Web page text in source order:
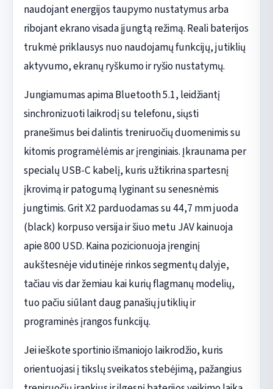
naudojant energijos taupymo nustatymus arba
ribojant ekrano visada įjungtą režimą. Reali baterijos
trukmė priklausys nuo naudojamų funkcijų, jutiklių
aktyvumo, ekranų ryškumo ir ryšio nustatymų.
Jungiamumas apima Bluetooth 5.1, leidžiantį
sinchronizuoti laikrodį su telefonu, siųsti
pranešimus bei dalintis treniruočių duomenimis su
kitomis programėlėmis ar įrenginiais. Įkraunama per
specialų USB-C kabelį, kuris užtikrina spartesnį
įkrovimą ir patogumą lyginant su senesnėmis
jungtimis. Grit X2 parduodamas su 44,7 mm juoda
(black) korpuso versija ir šiuo metu JAV kainuoja
apie 800 USD. Kaina pozicionuoja įrenginį
aukštesnėje vidutinėje rinkos segmentų dalyje,
tačiau vis dar žemiau kai kurių flagmanų modelių,
tuo pačiu siūlant daug panašių jutiklių ir
programinės įrangos funkcijų.
Jei ieškote sportinio išmaniojo laikrodžio, kuris
orientuojasi į tikslų sveikatos stebėjimą, pažangius